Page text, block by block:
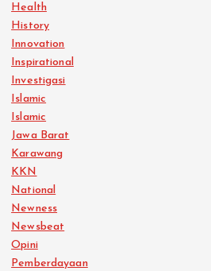
Health
History
Innovation
Inspirational
Investigasi
Islamic
Islamic
Jawa Barat
Karawang
KKN
National
Newness
Newsbeat
Opini
Pemberdayaan